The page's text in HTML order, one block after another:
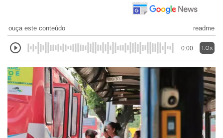
ouça este conteúdo readme
0:00 1.0x